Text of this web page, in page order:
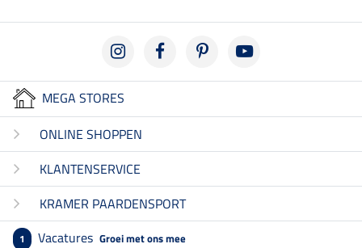
MEGA STORES
ONLINE SHOPPEN
KLANTENSERVICE
KRAMER PAARDENSPORT
1 Vacatures Groei met ons mee